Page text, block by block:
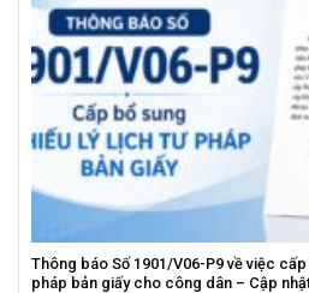
Thông báo Số 1901/V06-P9 về việc
pháp bản giấy cho công dân – Cập